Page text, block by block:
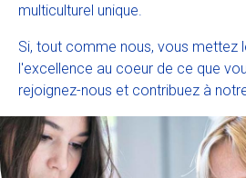
Apprendre à l'Ecolint
Nous soutenir
Admissions
multiculturel unique.
Si, tout comme nous, vous mettez
l'excellence au coeur de ce que
rejoignez-nous et contribuez à